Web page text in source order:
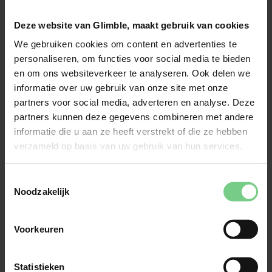
Deze website van Glimble, maakt gebruik van cookies
We gebruiken cookies om content en advertenties te
personaliseren, om functies voor social media te bieden
en om ons websiteverkeer te analyseren. Ook delen we
informatie over uw gebruik van onze site met onze
partners voor social media, adverteren en analyse. Deze
partners kunnen deze gegevens combineren met andere
informatie die u aan ze heeft verstrekt of die ze hebben
verzameld op basis van uw gebruik van hun services.
Noodzakelijk
Voorkeuren
Statistieken
Noodzakelijke cookies helpen een website
bruikbaarder te maken, door basisfuncties als
paginanavigatie en toegang tot beveiligde delen
van de website mogelijk te maken. Zonder deze
cookies kan de website niet naar behoren werken.
Voorkeuren
Voorkeurscookies zorgen ervoor dat een website
informatie kan onthouden die van invloed is op het
voorkeurstaal of de regio waar je woont.
Statistieken
Statistische cookies helpen eigenaren van websites